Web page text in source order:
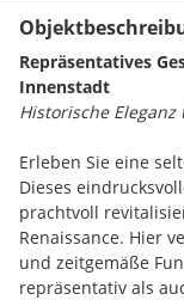
Repräsentatives
Innenstadt
Historische
Erleben Sie eine
Dieses
prachtvoll
Renaissance. Hier
und zeitgemäße
repräsentativ als